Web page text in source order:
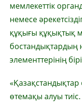
мемлекеттік
немесе
құқығы құқықтық
бостандықтардың
элементтерінің
өтемақы алуы тиіс.